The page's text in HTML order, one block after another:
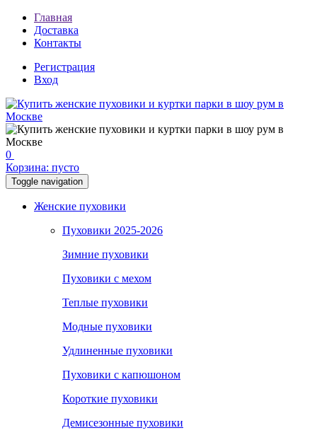
Главная
Доставка
Контакты
Регистрация
Вход
0
Корзина: пусто
Toggle navigation
Женские пуховики
Пуховики 2025-2026
Зимние пуховики
Пуховики с мехом
Теплые пуховики
Модные пуховики
Удлиненные пуховики
Пуховики с капюшоном
Короткие пуховики
Демисезонные пуховики